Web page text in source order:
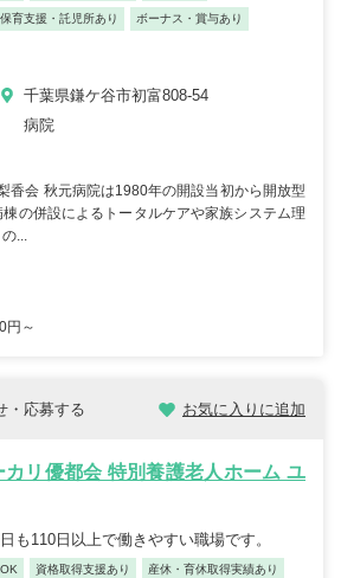
保育支援・託児所あり ボーナス・賞与あり
千葉県鎌ケ谷市初富808-54
病院
香会 秋元病院は1980年の開設当初から開放型
の併設によるトータルケアや家族システム理
...
円～
・応募する お気に入りに追加
リ優都会 特別養護老人ホーム ユ
も110日以上で働きやすい職場です。
資格取得支援あり 産休・育休取得実績あり